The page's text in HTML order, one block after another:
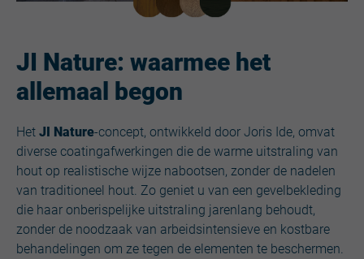
JI Nature: waarmee het
allemaal begon
Het JI Nature-concept, ontwikkeld door Joris Ide, omvat
diverse coatingafwerkingen die de warme uitstraling van
hout op realistische wijze nabootsen, zonder de nadelen
van traditioneel hout. Zo geniet u van een gevelbekleding
die haar onberispelijke uitstraling jarenlang behoudt,
zonder de noodzaak van arbeidsintensieve en kostbare
behandelingen om ze tegen de elementen te beschermen.